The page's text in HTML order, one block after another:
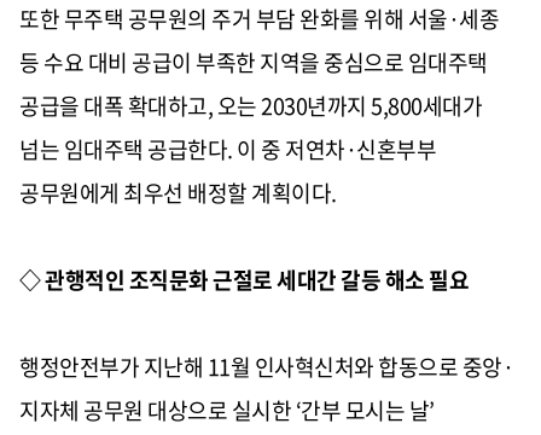
또한 무주택 공무원의 주거 부담 완화를 위해 서울·세종
등 수요 대비 공급이 부족한 지역을 중심으로 임대주택
공급을 대폭 확대하고, 오는 2030년까지 5,800세대가
넘는 임대주택 공급한다. 이 중 저연차·신혼부부
공무원에게 최우선 배정할 계획이다.
◇ 관행적인 조직문화 근절로 세대간 갈등 해소 필요
행정안전부가 지난해 11월 인사혁신처와 합동으로 중앙·
지자체 공무원 대상으로 실시한 ‘간부 모시는 날’